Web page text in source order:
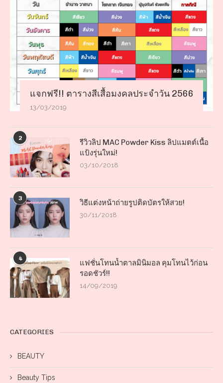
แจกฟรี!! ตารางสีเสื้อมงคลประจำวัน 2566
13/03/2019
2
รีวิวลิป MAC Powder Kiss ลิปแมตต์เนื้อ
แป้งรุ่นใหม่!
03/10/2018
3 วิธีแต่งหน้าถ่ายรูปติดบัตรให้สวย!
30/11/2018
4
แฟชั่นโทนน้ำตาลมินิมอล คุมโทนไว้ก่อน
รอดชัวร์!!
14/09/2019
CATEGORIES
BEAUTY
Beauty Tips